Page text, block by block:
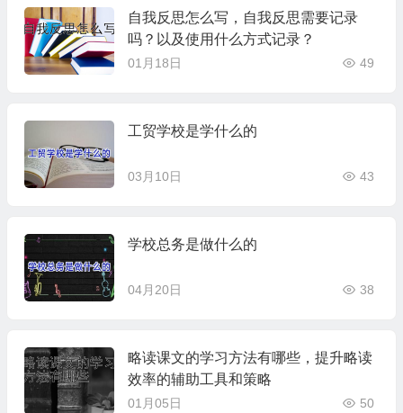
自我反思怎么写，自我反思需要记录
吗？以及使用什么方式记录？
01月18日 49
工贸学校是学什么的
03月10日 43
学校总务是做什么的
04月20日 38
略读课文的学习方法有哪些，提升略读
效率的辅助工具和策略
01月05日 50